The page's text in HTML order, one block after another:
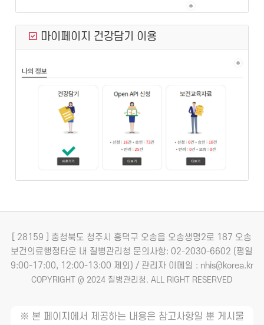
마이페이지 건강담기 이용
[ 28159 ] 충청북도 청주시 흥덕구 오송읍 오송생명2로 187 오송
보건의료행정타운 내 질병관리청 문의사항: 02-2030-6602 (평일
9:00-17:00, 12:00-13:00 제외) / 관리자 이메일 : nhis@korea.kr
COPYRIGHT @ 2024 질병관리청. ALL RIGHT RESERVED
※ 본 페이지에서 제공하는 내용은 참고사항일 뿐 게시물